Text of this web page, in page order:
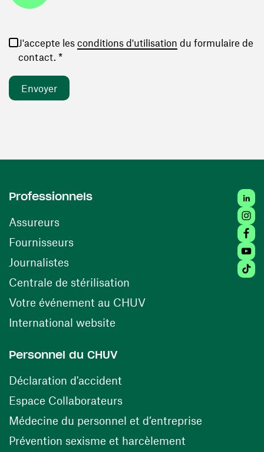
J'accepte les conditions d'utilisation (ouvre une
du formulaire de
contact. *
Professionnels
Assureurs
Fournisseurs(ouvre une nouvelle fenêtre)
Journalistes
Centrale de stérilisation (ouvre une nouvelle
Votre événement au CHUV(ouvre une nouvelle
International website
Personnel du CHUV
Déclaration d'accident
Espace Collaborateurs(ouvre une nouvelle fenêtre)
Médecine du personnel et d’entreprise
Prévention sexisme et harcèlement